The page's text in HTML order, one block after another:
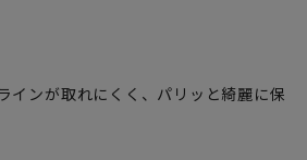
インが取れにくく、パリッと綺麗に保